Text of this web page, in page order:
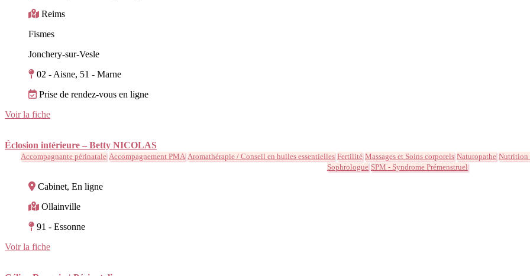
Reims
Fismes
Jonchery-sur-Vesle
02 - Aisne, 51 - Marne
Prise de rendez-vous en ligne
Voir la fiche
Éclosion intérieure – Betty NICOLAS
Accompagnante périnatale Accompagnement PMA Aromathérapie / Conseil en huiles essentielles Fertilité Massages et Soins corporels Naturopathe Nutrition
Sophrologue SPM - Syndrome Prémenstruel
Cabinet, En ligne
Ollainville
91 - Essonne
Voir la fiche